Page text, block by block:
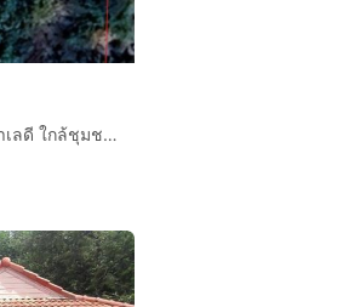
ประกาศขายบ้านสุดพิเศษ พร้อมร้านตัดผมหน้าบ้าน ในทำเลดี ใกล้ชุมชนสะดวกครบครัน